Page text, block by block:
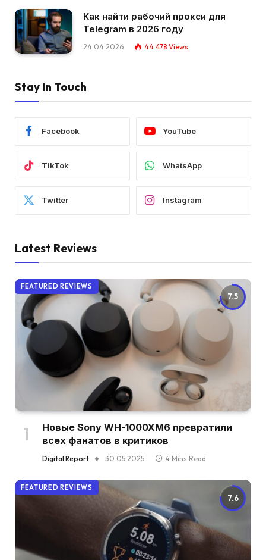
Как найти рабочий прокси для
Telegram в 2026 году
24.04.2026 44 478 Views
Stay In Touch
Facebook YouTube
TikTok WhatsApp
Twitter Instagram
Latest Reviews
7.5
FEATURED REVIEWS
Новые Sony WH-1000XM6 превратили
всех фанатов в критиков
Digital Report 30.05.2025 4 Mins Read
7.6
FEATURED REVIEWS